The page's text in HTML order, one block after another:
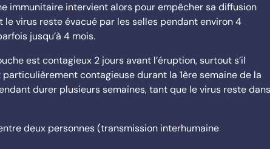
immunitaire intervient alors pour empêcher sa diffusion
virus reste évacué par les selles pendant environ 4
jusqu’à 4 mois.
est contagieux 2 jours avant l’éruption, surtout s’il
contagieuse durant la 1ère semaine de la
durer plusieurs semaines, tant que le virus reste dans
deux personnes (transmission interhumaine